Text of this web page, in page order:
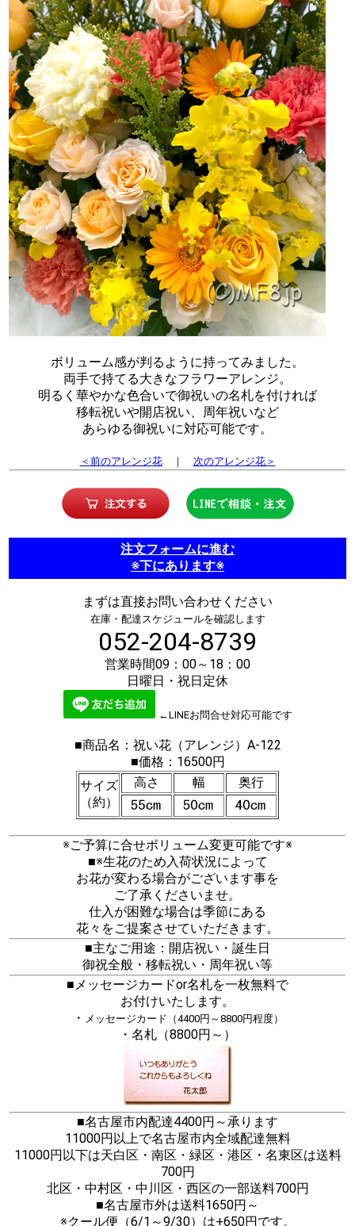
ボリューム感が判るように持ってみました。
両手で持てる大きなフラワーアレンジ。
明るく華やかな色合いで御祝いの名札を付ければ
移転祝いや開店祝い、周年祝いなど
あらゆる御祝いに対応可能です。
＜前のアレンジ花｜ 次のアレンジ花＞
注文フォームに進む
※下にあります※
まずは直接お問い合わせください
在庫・配達スケジュールを確認します
052-204-8739
営業時間09：00～18：00
日曜日・祝日定休
←LINEお問合せ対応可能です
■商品名：祝い花（アレンジ）A-122
■価格：16500円
サイズ
（約）
高さ 幅 奥行
※ご予算に合せボリューム変更可能です※
■※生花のため入荷状況によって
お花が変わる場合がございます事を
ご了承くださいませ。
仕入が困難な場合は季節にある
花々をご提案させていただきます。
■主なご用途：開店祝い・誕生日
御祝全般・移転祝い・周年祝い等
■メッセージカードor名札を一枚無料で
お付けいたします。
・ メッセージカード（4400円～8800円程度）
・名札（8800円～）
■名古屋市内配達4400円～承ります
11000円以上で名古屋市内全域配達無料
11000円以下は天白区・南区・緑区・港区・名東区は送料
700円
北区・中村区・中川区・西区の一部送料700円
■名古屋市外は送料1650円～
※クール便（6/1～9/30）は+650円です。